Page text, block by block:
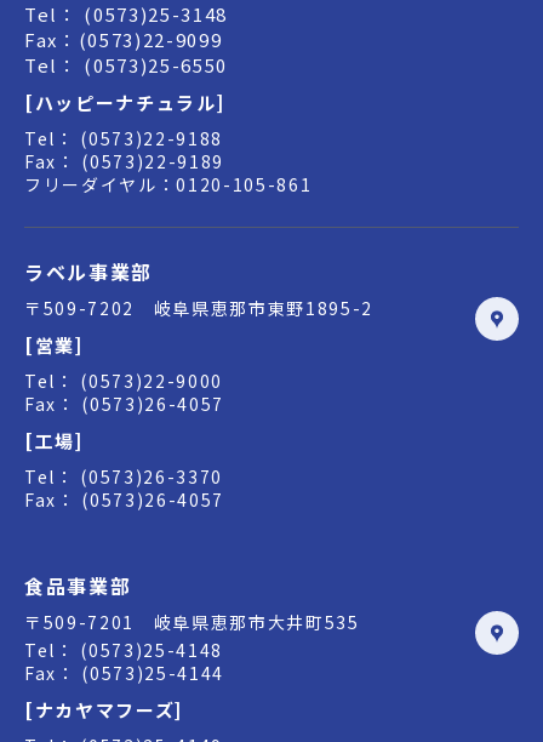
Tel： (0573)25-3148
Fax：(0573)22-9099
Tel： (0573)25-6550
[ハッピーナチュラル]
Tel： (0573)22-9188
Fax： (0573)22-9189
フリーダイヤル：0120-105-861
ラベル事業部
〒509-7202 岐阜県恵那市東野1895-2
[営業]
Tel： (0573)22-9000
Fax： (0573)26-4057
[工場]
Tel： (0573)26-3370
Fax： (0573)26-4057
食品事業部
〒509-7201 岐阜県恵那市大井町535
Tel： (0573)25-4148
Fax： (0573)25-4144
[ナカヤマフーズ]